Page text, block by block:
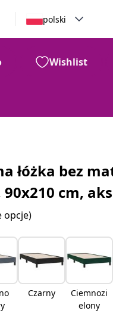
polski
Wishlist
łóżka bez
90x210 cm,
opcje)
Czarny
Ciemnozi
elony